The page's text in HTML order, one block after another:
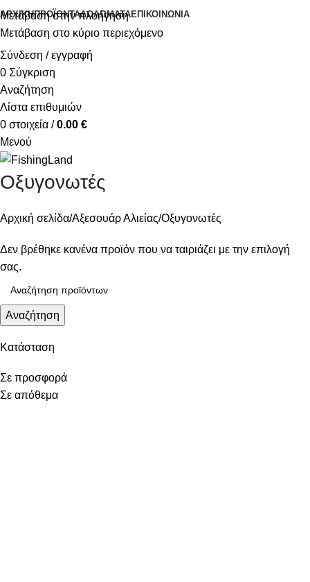
Μετάβαση στην πλοήγηση
Μετάβαση στο κύριο περιεχόμενο
ΑΡΧΙΚΉΠΡΟΪΌΝΤΑΔΟΛΏΜΑΤΑΕΠΙΚΟΙΝΩΝΊΑ
Σύνδεση / εγγραφή
0 Σύγκριση
Αναζήτηση
Λίστα επιθυμιών
0 στοιχεία / 0.00 €
Μενού
Οξυγονωτές
Κατάσταση
Σε προσφορά
Σε απόθεμα
Αρχική σελίδα Αξεσουάρ Αλιείας Οξυγονωτές
Δεν βρέθηκε κανένα προϊόν που να ταιριάζει με την επιλογή
σας.
Αναζήτηση